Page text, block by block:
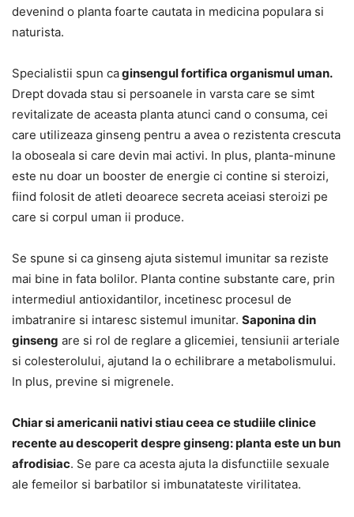
devenind o planta foarte cautata in medicina populara si
naturista.
Specialistii spun caginsengul fortifica organismul uman.
Drept dovada stau si persoanele in varsta care se simt
revitalizate de aceasta planta atunci cand o consuma, cei
care utilizeaza ginseng pentru a avea o rezistenta crescuta
la oboseala si care devin mai activi. In plus, planta-minune
este nu doar un booster de energie ci contine si steroizi,
fiind folosit de atleti deoarece secreta aceiasi steroizi pe
care si corpul uman ii produce.
Se spune si ca ginseng ajuta sistemul imunitar sa reziste
mai bine in fata bolilor. Planta contine substante care, prin
intermediul antioxidantilor, incetinesc procesul de
imbatranire si intaresc sistemul imunitar. Saponina din
ginseng are si rol de reglare a glicemiei, tensiunii arteriale
si colesterolului, ajutand la o echilibrare a metabolismului.
In plus, previne si migrenele.
Chiar si americanii nativi stiau ceea ce studiile clinice
recente au descoperit despre ginseng: planta este un bun
afrodisiac. Se pare ca acesta ajuta la disfunctiile sexuale
ale femeilor si barbatilor si imbunatateste virilitatea.